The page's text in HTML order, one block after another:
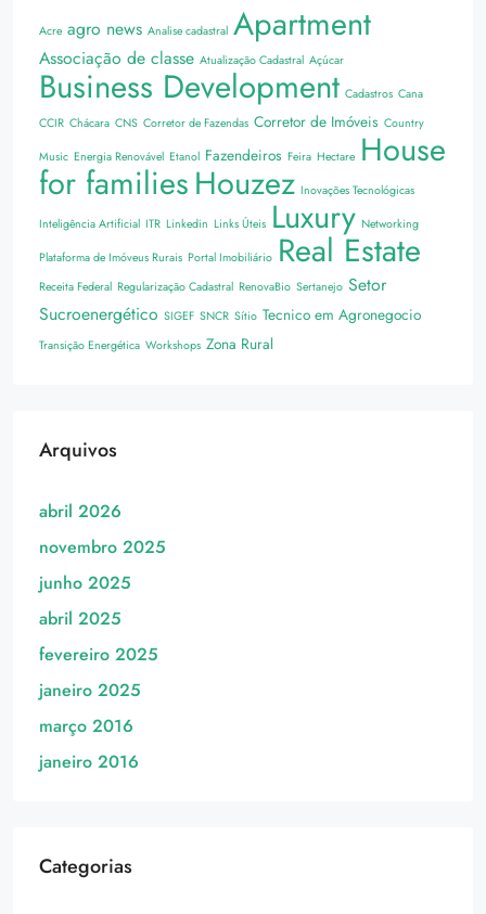
Acre agro news Analise cadastral Apartment
Associação de classe Atualização Cadastral Açúcar
Business Development Cadastros Cana
CCIR Chácara CNS Corretor de Fazendas Corretor de Imóveis Country
Music Energia Renovável Etanol Fazendeiros Feira Hectare House
for familiesHouzez Inovações Tecnológicas
Inteligência Artificial ITR Linkedin Links Úteis Luxury Networking
Plataforma de Imóveus Rurais Portal Imobiliário Real Estate
Receita Federal Regularização Cadastral RenovaBio Sertanejo Setor
Sucroenergético SIGEF SNCR Sítio Tecnico em Agronegocio
Transição Energética Workshops Zona Rural
Arquivos
abril 2026
novembro 2025
junho 2025
abril 2025
fevereiro 2025
janeiro 2025
março 2016
janeiro 2016
Categorias